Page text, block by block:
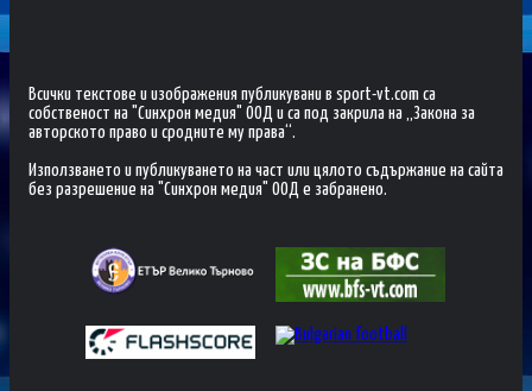
Всички текстове и изображения публикувани в sport-vt.com са
собственост на "Синхрон медия" ООД и са под закрила на „Закона за
авторското право и сродните му права“.
Използването и публикуването на част или цялото съдържание на сайта
без разрешение на "Синхрон медия" ООД е забранено.